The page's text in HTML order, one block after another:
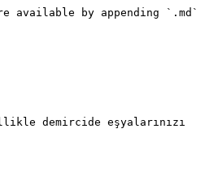
available by appending `.md`
demircide eşyalarınızı